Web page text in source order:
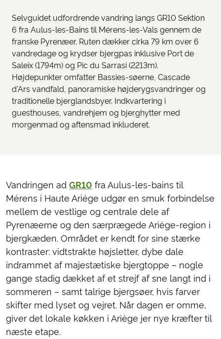
Selvguidet udfordrende vandring langs GR10 Sektion
6 fra Aulus-les-Bains til Mérens-les-Vals gennem de
franske Pyrenæer. Ruten dækker cirka 79 km over 6
vandredage og krydser bjergpas inklusive Port de
Saleix (1794m) og Pic du Sarrasi (2213m).
Højdepunkter omfatter Bassies-søerne, Cascade
d'Ars vandfald, panoramiske højderygsvandringer og
traditionelle bjerglandsbyer. Indkvartering i
guesthouses, vandrehjem og bjerghytter med
morgenmad og aftensmad inkluderet.
Vandringen adGR10 fra Aulus-les-bains til
Mérens i Haute Ariége udgør en smuk forbindelse
mellem de vestlige og centrale dele af
Pyrenæerne og den særprægede Ariège-region i
bjergkæden. Området er kendt for sine stærke
kontraster: vidtstrakte højsletter, dybe dale
indrammet af majestætiske bjergtoppe – nogle
gange stadig dækket af et strejf af sne langt ind i
sommeren – samt talrige bjergsøer, hvis farver
skifter med lyset og vejret. Når dagen er omme,
giver det lokale køkken i Ariège jer nye kræfter til
næste etape.